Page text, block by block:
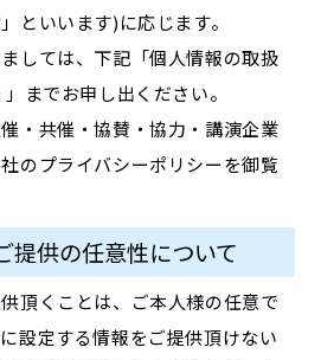
といいます)に応じます。
しては、下記「個人情報の取扱
までお申し出ください。
・共催・協賛・協力・講演企業
のプライバシーポリシーを御覧
提供の任意性について
頂くことは、ご本人様の任意で
設定する情報をご提供頂けない